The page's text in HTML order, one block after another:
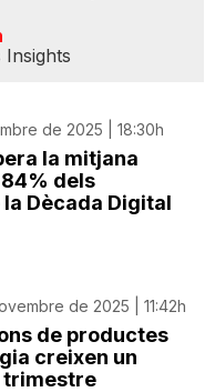
Insights
de 2025 | 18:30h
la mitjana
dels
Dècada Digital
de 2025 | 11:42h
de productes
creixen un
trimestre